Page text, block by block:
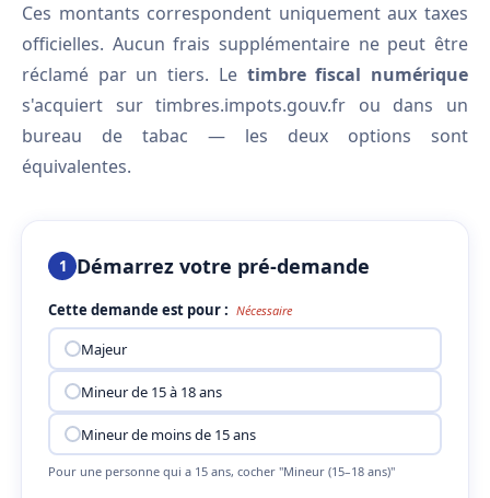
Ces montants correspondent uniquement aux taxes
officielles. Aucun frais supplémentaire ne peut être
réclamé par un tiers. Le timbre fiscal numérique
s'acquiert sur timbres.impots.gouv.fr ou dans un
bureau de tabac — les deux options sont
équivalentes.
1 Démarrez votre pré-demande
Cette demande est pour : Nécessaire
Majeur
Mineur de 15 à 18 ans
Mineur de moins de 15 ans
Pour une personne qui a 15 ans, cocher "Mineur (15–18 ans)"